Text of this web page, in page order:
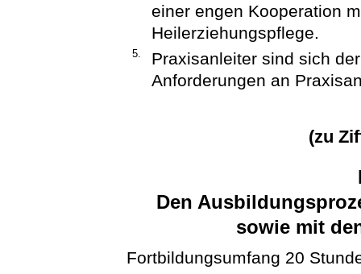
einer engen Kooperation
Heilerziehungspflege.
5.
Praxisanleiter sind sich
Anforderungen an
(zu
Den
sowie mit
Fortbildungsumfang 20